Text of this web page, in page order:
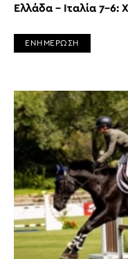
Ελλάδα – Ιταλία 7-6:
ΕΝΗΜΕΡΩΣΗ